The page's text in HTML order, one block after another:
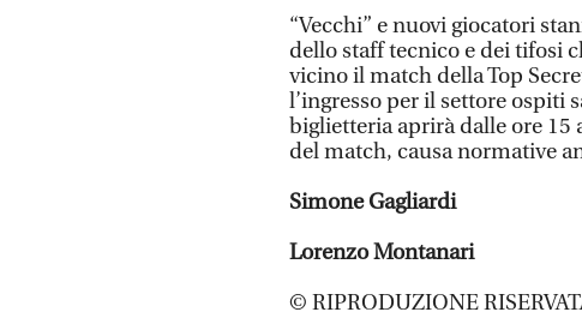
“Vecchi” e nuovi giocatori
dello staff tecnico e dei tifosi
vicino il match della Top
l’ingresso per il settore ospiti
biglietteria aprirà dalle ore 15
del match, causa normative
Simone Gagliardi
Lorenzo Montanari
© RIPRODUZIONE